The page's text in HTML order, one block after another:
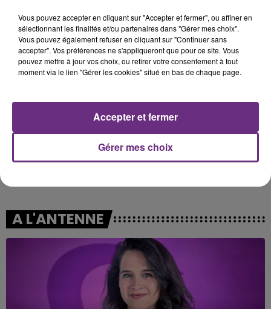
Always Believer
0h20
0h20 0h17
0h17
A L'ANTENNE
Vous pouvez accepter en cliquant sur "Accepter et fermer", ou affiner en
sélectionnant les finalités et/ou partenaires dans "Gérer mes choix".
Vous pouvez également refuser en cliquant sur "Continuer sans
accepter". Vos préférences ne s'appliqueront que pour ce site. Vous
pouvez mettre à jour vos choix, ou retirer votre consentement à tout
moment via le lien "Gérer les cookies" situé en bas de chaque page.
Gérer mes choix
Accepter et fermer